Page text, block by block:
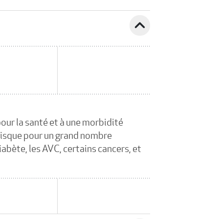
expand_less
la santé et à une morbidité
pour un grand nombre
les AVC, certains cancers, et